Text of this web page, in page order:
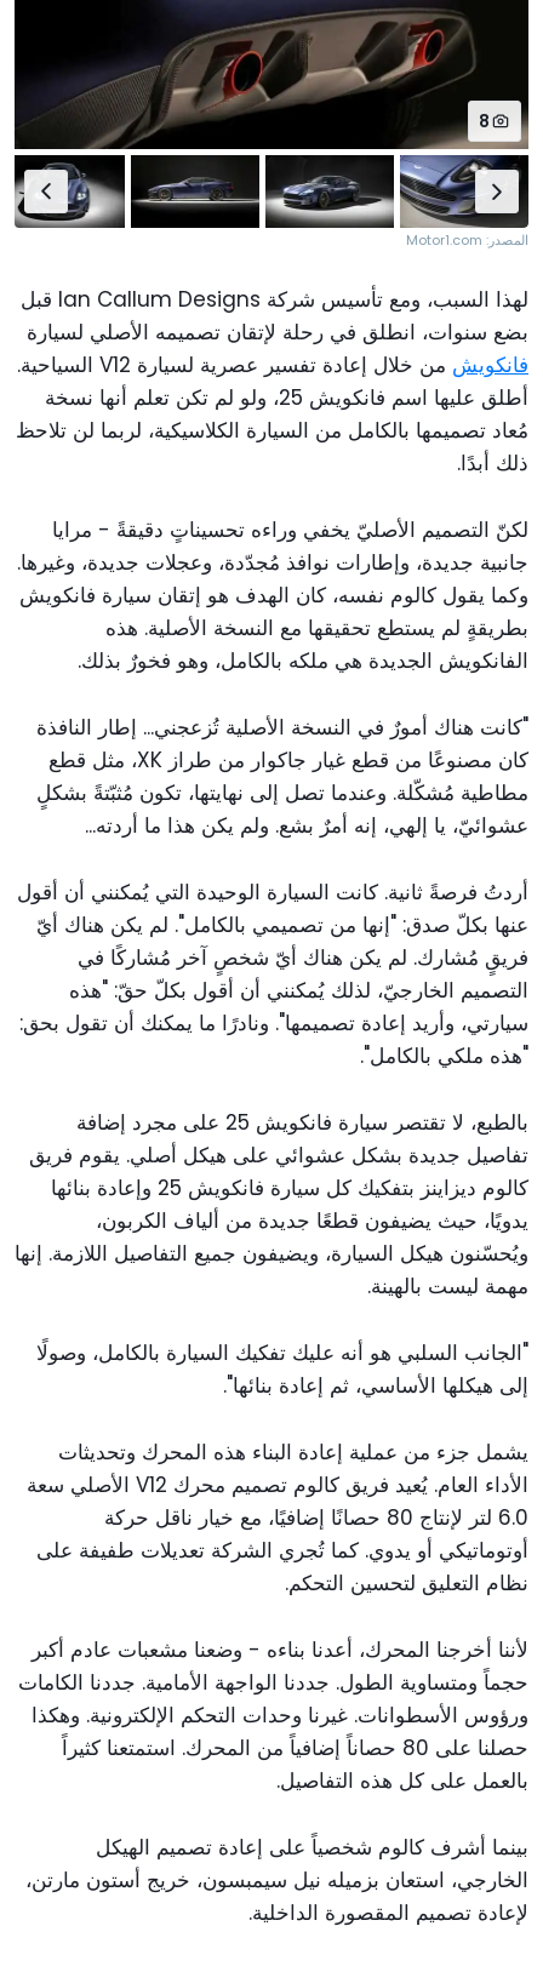
8
المصدر: Motor1.com
لهذا السبب، ومع تأسيس شركة Ian Callum Designs قبل
بضع سنوات، انطلق في رحلة لإتقان تصميمه الأصلي لسيارة
فانكويش
من خلال إعادة تفسير عصرية لسيارة V12 السياحية.
أطلق عليها اسم فانكويش 25، ولو لم تكن تعلم أنها نسخة
مُعاد تصميمها بالكامل من السيارة الكلاسيكية، لربما لن تلاحظ
ذلك أبدًا.
لكنّ التصميم الأصليّ يخفي وراءه تحسيناتٍ دقيقةً - مرايا
جانبية جديدة، وإطارات نوافذ مُجدّدة، وعجلات جديدة، وغيرها.
وكما يقول كالوم نفسه، كان الهدف هو إتقان سيارة فانكويش
بطريقةٍ لم يستطع تحقيقها مع النسخة الأصلية. هذه
الفانكويش الجديدة هي ملكه بالكامل، وهو فخورٌ بذلك.
"كانت هناك أمورٌ في النسخة الأصلية تُزعجني... إطار النافذة
كان مصنوعًا من قطع غيار جاكوار من طراز XK، مثل قطع
مطاطية مُشكّلة. وعندما تصل إلى نهايتها، تكون مُثبّتةً بشكلٍ
عشوائيّ، يا إلهي، إنه أمرٌ بشع. ولم يكن هذا ما أردته...
أردتُ فرصةً ثانية. كانت السيارة الوحيدة التي يُمكنني أن أقول
عنها بكلّ صدق: "إنها من تصميمي بالكامل". لم يكن هناك أيّ
فريقٍ مُشارك. لم يكن هناك أيّ شخصٍ آخر مُشاركًا في
التصميم الخارجيّ، لذلك يُمكنني أن أقول بكلّ حقّ: "هذه
سيارتي، وأريد إعادة تصميمها". ونادرًا ما يمكنك أن تقول بحق:
"هذه ملكي بالكامل".
بالطبع، لا تقتصر سيارة فانكويش 25 على مجرد إضافة
تفاصيل جديدة بشكل عشوائي على هيكل أصلي. يقوم فريق
كالوم ديزاينز بتفكيك كل سيارة فانكويش 25 وإعادة بنائها
يدويًا، حيث يضيفون قطعًا جديدة من ألياف الكربون،
ويُحسّنون هيكل السيارة، ويضيفون جميع التفاصيل اللازمة. إنها
مهمة ليست بالهينة.
"الجانب السلبي هو أنه عليك تفكيك السيارة بالكامل، وصولًا
إلى هيكلها الأساسي، ثم إعادة بنائها".
يشمل جزء من عملية إعادة البناء هذه المحرك وتحديثات
الأداء العام. يُعيد فريق كالوم تصميم محرك V12 الأصلي سعة
6.0 لتر لإنتاج 80 حصانًا إضافيًا، مع خيار ناقل حركة
أوتوماتيكي أو يدوي. كما تُجري الشركة تعديلات طفيفة على
نظام التعليق لتحسين التحكم.
لأننا أخرجنا المحرك، أعدنا بناءه - وضعنا مشعبات عادم أكبر
حجماً ومتساوية الطول. جددنا الواجهة الأمامية. جددنا الكامات
ورؤوس الأسطوانات. غيرنا وحدات التحكم الإلكترونية. وهكذا
حصلنا على 80 حصاناً إضافياً من المحرك. استمتعنا كثيراً
بالعمل على كل هذه التفاصيل.
بينما أشرف كالوم شخصياً على إعادة تصميم الهيكل
الخارجي، استعان بزميله نيل سيمبسون، خريج أستون مارتن،
لإعادة تصميم المقصورة الداخلية.